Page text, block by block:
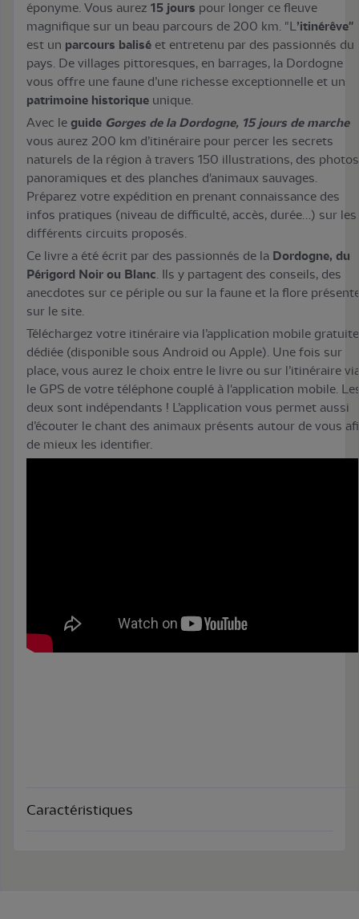
éponyme. Vous aurez 15 jours pour longer ce fleuve
magnifique sur un beau parcours de 200 km. "L’itinérêve"
est un parcours balisé et entretenu par des passionnés du
pays. De villages pittoresques, en barrages, la Dordogne
vous offre une faune d’une richesse exceptionnelle et un
patrimoine historique unique.
Avec le guide Gorges de la Dordogne, 15 jours de marche
vous aurez 200 km d’itinéraire pour percer les secrets
naturels de la région à travers 150 illustrations, des photos
panoramiques et des planches d'animaux sauvages.
Préparez votre expédition en prenant connaissance des
infos pratiques (niveau de difficulté, accès, durée…) sur les
différents circuits proposés.
Ce livre a été écrit par des passionnés de la Dordogne, du
Périgord Noir ou Blanc. Ils y partagent des conseils, des
anecdotes sur ce périple ou sur la faune et la flore
sur le site.
Téléchargez votre itinéraire via l’application mobile gratuite
dédiée (disponible sous Android ou Apple). Une fois sur
place, vous aurez le choix entre le livre ou sur l’itinéraire
le GPS de votre téléphone couplé à l'application mobile.
deux sont indépendants ! L’application vous permet aussi
d’écouter le chant des animaux présents autour de vous
de mieux les identifier.
Caractéristiques